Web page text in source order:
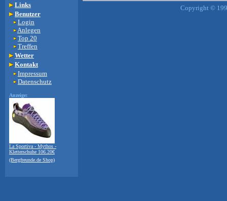
Links
Benutzer
Login
Anlegen
Top 20
Treffen
Wetter
Kontakt
Impressum
Datenschutz
Anzeige:
La Sportiva - Mythos -
Kletterschuhe 106.20€
(Bergfreunde.de Shop)
Copyright ©